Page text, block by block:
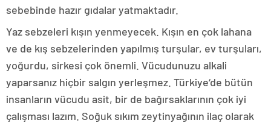
sebebinde hazır gıdalar yatmaktadır.
Yaz sebzeleri kışın yenmeyecek. Kışın en çok lahana
ve de kış sebzelerinden yapılmış turşular, ev turşuları,
yoğurdu, sirkesi çok önemli. Vücudunuzu alkali
yaparsanız hiçbir salgın yerleşmez. Türkiye‘de bütün
insanların vücudu asit, bir de bağırsaklarının çok iyi
çalışması lazım. Soğuk sıkım zeytinyağının ilaç olarak